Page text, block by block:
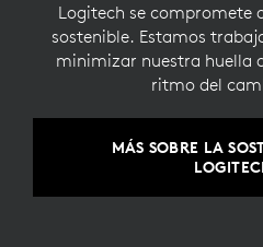
Logitech se compromete
sostenible. Estamos
minimizar nuestra huella
ritmo del
MÁS SOBRE LA